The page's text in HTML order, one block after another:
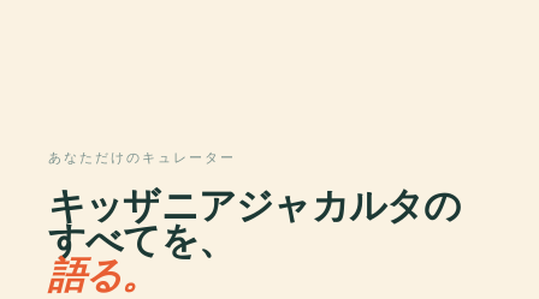
あなただけのキュレーター
キッザニアジャカルタの
すべてを、
語る。